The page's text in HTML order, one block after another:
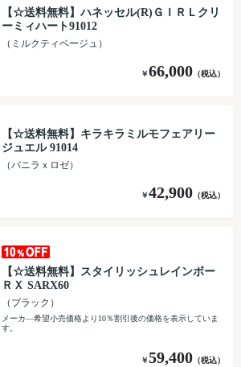
【☆送料無料】ハネッセル(R)ＧＩＲＬクリ
ーミィハート91012
（ミルクティベージュ）
￥66,000 （税込）
【☆送料無料】キラキラミルモフェアリー
ジュエル 91014
（バニラｘロゼ）
￥42,900 （税込）
【☆送料無料】スタイリッシュレインボー
ＲＸ SARX60
（ブラック）
メーカ―希望小売価格より10％割引後の価格を表示していま
す。
￥59,400 （税込）